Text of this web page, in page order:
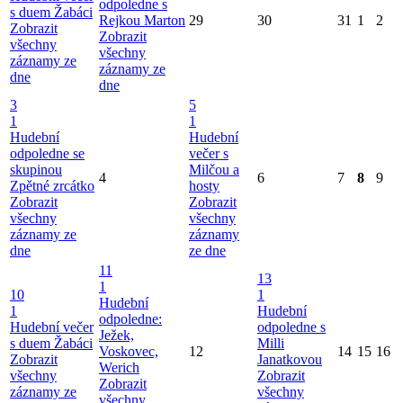
s duem Žabáci
Zobrazit
všechny
záznamy ze
dne
odpoledne s
Rejkou Marton
Zobrazit
všechny
záznamy ze
dne
29 30 31 1 2
3
1
Hudební
odpoledne se
skupinou
Zpětné zrcátko
Zobrazit
všechny
záznamy ze
dne
4
5
1
Hudební
večer s
Milčou a
hosty
Zobrazit
všechny
záznamy
ze dne
6 7 8 9
10
1
Hudební večer
s duem Žabáci
Zobrazit
všechny
záznamy ze
11
1
Hudební
odpoledne:
Ježek,
Voskovec,
Werich
Zobrazit
všechny
12
13
1
Hudební
odpoledne s
Milli
Janatkovou
Zobrazit
všechny
14 15 16